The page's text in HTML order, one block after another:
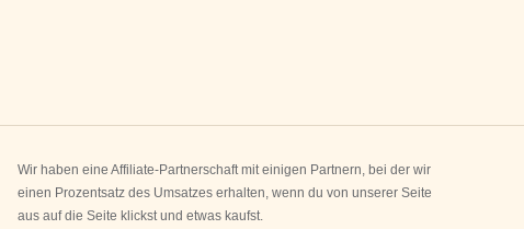
Wir haben eine Affiliate-Partnerschaft mit einigen Partnern, bei der wir
einen Prozentsatz des Umsatzes erhalten, wenn du von unserer Seite
aus auf die Seite klickst und etwas kaufst.